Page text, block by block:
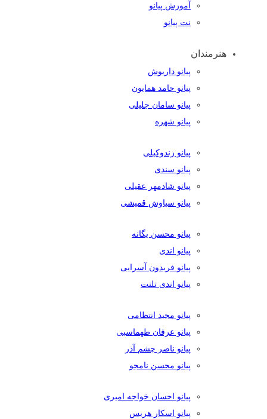
آموزش پیانو
نت پیانو
هنرمندان
پیانو داریوش
پیانو حامد همایون
پیانو سامان جلیلی
پیانو شهره
پیانو زندوکیلی
پیانو سندی
پیانو شادمهر عقیلی
پیانو سیاوش قمیشی
پیانو محسن یگانه
پیانو اندی
پیانو فریدون آسرایی
پیانو اندی تلنت
پیانو مجید انتظامی
پیانو عرفان طهماسبی
پیانو ناصر چشم آذر
پیانو محسن نامجو
پیانو احسان خواجه امیری
پیانو اسکار هریس